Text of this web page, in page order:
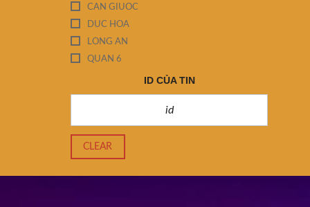
CAN GIUOC
DUC HOA
LONG AN
QUAN 6
ID CỦA TIN
CLEAR